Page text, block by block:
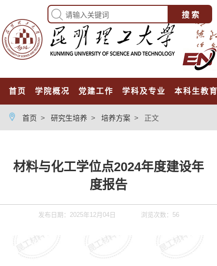
首页 学院概况 党建工作 学科及专业 本科生教
首页 > 研究生培养 > 培养方案 > 正文
材料与化工学位点2024年度建设年
度报告
发布日期：2025年12月04日 浏览次数： 56